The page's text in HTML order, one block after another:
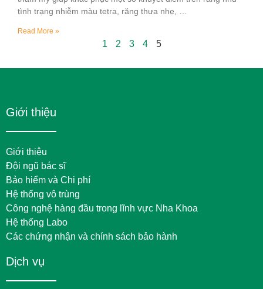
tình trạng nhiễm màu tetra, răng thưa nhẹ, …
Read More »
1 2 3 4 5
Giới thiệu
Giới thiệu
Đội ngũ bác sĩ
Bảo hiểm và Chi phí
Hệ thống vô trùng
Công nghệ hàng đầu trong lĩnh vực Nha Khoa
Hệ thống Labo
Các chứng nhận và chính sách bảo hành
Dịch vụ